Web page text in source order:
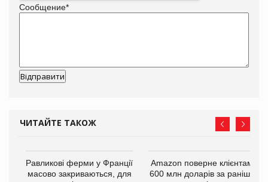
Сообщение*
ЧИТАЙТЕ ТАКОЖ
Равликові ферми у Франції
масово закриваються, для
Amazon поверне клієнтам
600 млн доларів за раніше